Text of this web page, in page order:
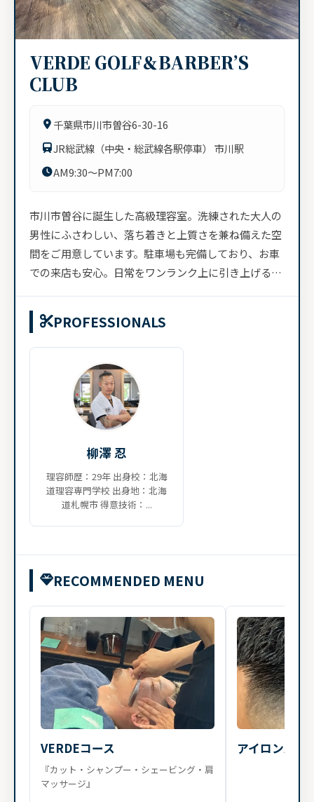
VERDE GOLF＆BARBER’S
CLUB
千葉県市川市曽谷6-30-16
JR総武線（中央・総武線各駅停車） 市川駅
AM9:30～PM7:00
市川市曽谷に誕生した高級理容室。洗練された大人の
男性にふさわしい、落ち着きと上質さを兼ね備えた空
間をご用意しています。駐車場も完備しており、お車
での来店も安心。日常をワンランク上に引き上げる時
PROFESSIONALS
柳澤 忍
理容師歴：29年 出身校：北海
道理容専門学校 出身地：北海
道札幌市 得意技術：...
RECOMMENDED MENU
VERDEコース
『カット・シャンプー・シェービング・肩
マッサージ』
アイロンパー